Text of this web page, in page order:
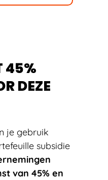
45%
DEZE
je gebruik
subsidie
van 45% en